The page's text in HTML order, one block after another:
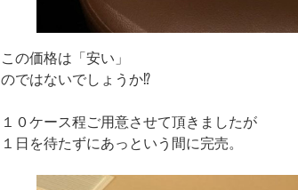
この価格は「安い」
のではないでしょうか⁉️
１０ケース程ご用意させて頂きましたが
１日を待たずにあっという間に完売。